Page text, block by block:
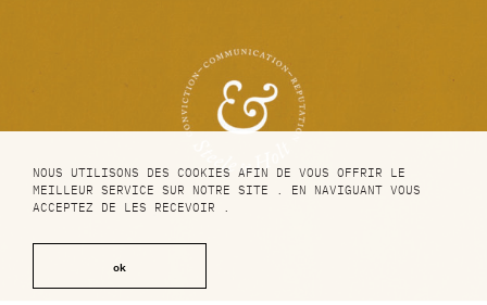
NOUS UTILISONS DES COOKIES AFIN DE VOUS OFFRIR LE
MEILLEUR SERVICE SUR NOTRE SITE . EN NAVIGUANT VOUS
ACCEPTEZ DE LES RECEVOIR .
ok
Le design c’est l’Aventure !, tous droits réservés,